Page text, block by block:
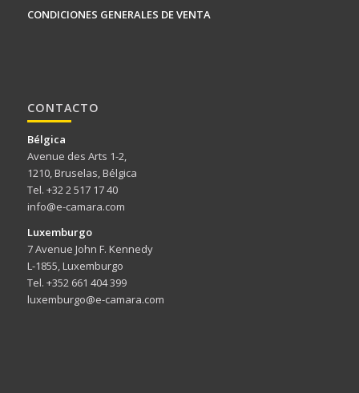
CONDICIONES GENERALES DE VENTA
CONTACTO
Bélgica
Avenue des Arts 1-2,
1210, Bruselas, Bélgica
Tel. +32 2 517 17 40
info@e-camara.com
Luxemburgo
7 Avenue John F. Kennedy
L-1855, Luxemburgo
Tel. +352 661 404 399
luxemburgo@e-camara.com